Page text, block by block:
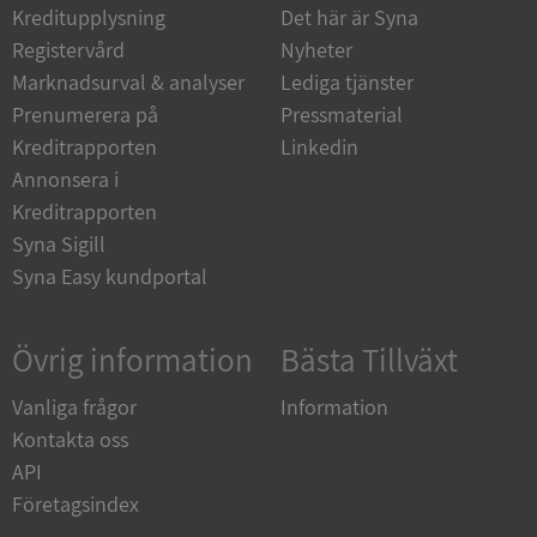
Kreditupplysning
Registervård
Marknadsurval & analyser
Prenumerera på
Kreditrapporten
Annonsera i
Kreditrapporten
Syna Sigill
Syna Easy kundportal
Det här är Syna
Nyheter
Lediga tjänster
Pressmaterial
Linkedin
Övrig information
Vanliga frågor
Kontakta oss
API
Företagsindex
Bästa Tillväxt
Information
Strikt nödvändiga kakor tillåter
kärnwebbplatsfunktioner som användarinloggning
och kontohantering. Webbplatsen kan inte
användas ordentligt utan strikt nödvändiga cookies.
Namn
Leverantör
__RequestVerificationToken
VISITOR_PRIVACY_METADATA
Privacy Policy